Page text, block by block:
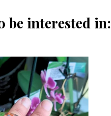
be interested in: